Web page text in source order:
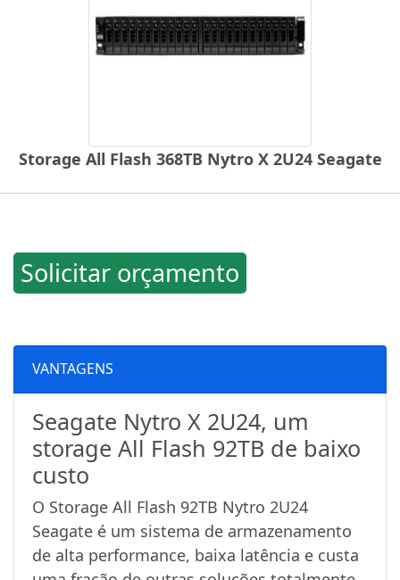
Storage All Flash 368TB Nytro X 2U24 Seagate
Solicitar orçamento
VANTAGENS
Seagate Nytro X 2U24, um
storage All Flash 92TB de baixo
custo
O Storage All Flash 92TB Nytro 2U24
Seagate é um sistema de armazenamento
de alta performance, baixa latência e custa